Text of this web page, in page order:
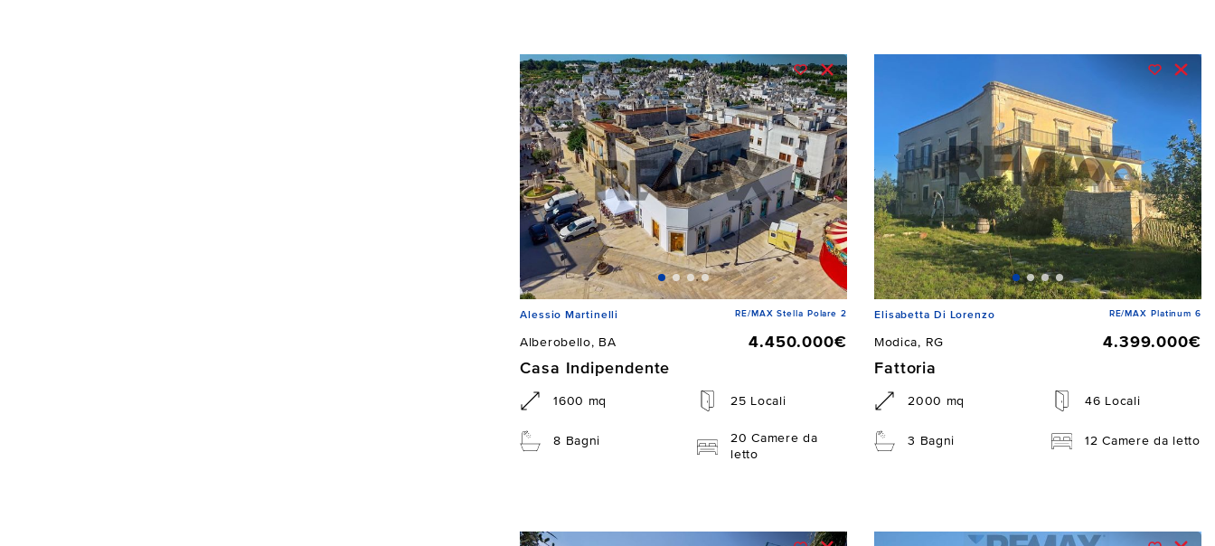
Alessio Martinelli RE/MAX Stella Polare 2
Alberobello, BA
4.450.000€
Casa Indipendente
1600 mq 25 Locali
8 Bagni
20 Camere da
letto
Elisabetta Di Lorenzo RE/MAX Platinum 6
Modica, RG
4.399.000€
Fattoria
2000 mq 46 Locali
3 Bagni 12 Camere da letto